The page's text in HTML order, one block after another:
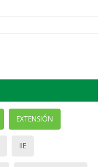
EXTENSIÓN
IIE